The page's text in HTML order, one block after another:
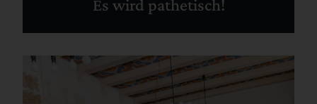
Es wird pathetisch!